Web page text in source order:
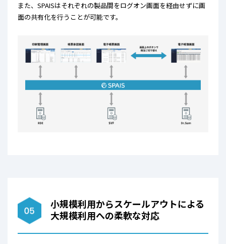
また、SPAISはそれぞれの製品間をログオン画面を経由せずに画
面の共有化を行うことが可能です。
小規模利用からスケールアウトによる
大規模利用への柔軟な対応